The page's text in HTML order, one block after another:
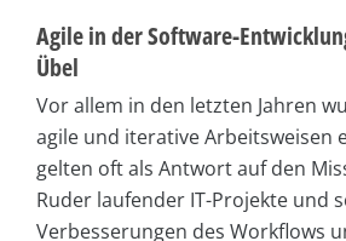
Agile in der Software-
Übel
Vor allem in den letzten Jahren
agile und iterative Arbeitsweisen
gelten oft als Antwort auf den
Ruder laufender IT-Projekte und
Verbesserungen des Workflows